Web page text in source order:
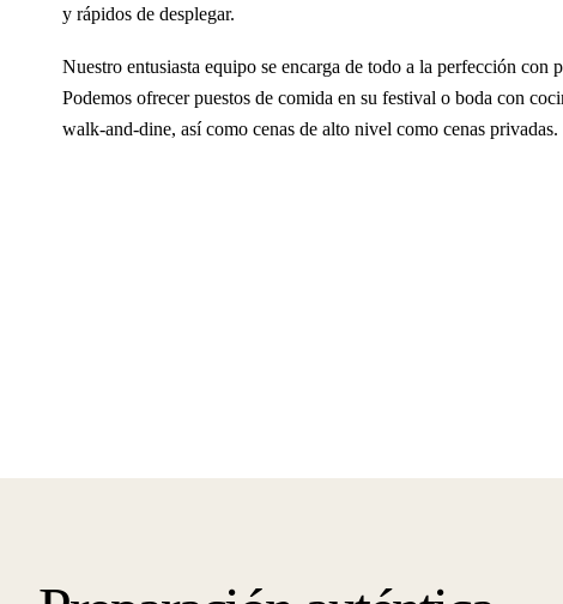
y rápidos de desplegar.
Nuestro entusiasta equipo se encarga de todo a la perfección con
Podemos ofrecer puestos de comida en su festival o boda con
walk-and-dine, así como cenas de alto nivel como cenas privadas.